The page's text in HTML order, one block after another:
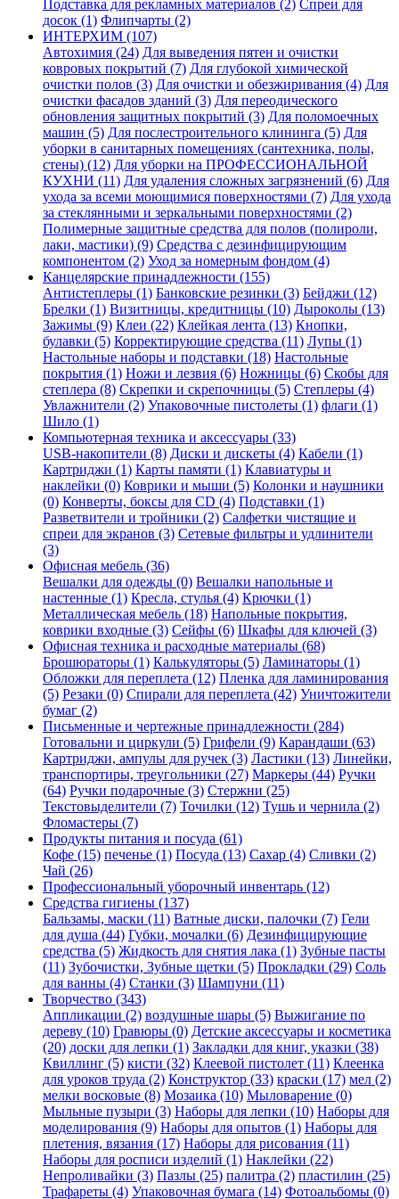
Подставка для рекламных материалов (2) Спреи для
досок (1) Флипчарты (2)
ИНТЕРХИМ (107)
Автохимия (24) Для выведения пятен и очистки
ковровых покрытий (7) Для глубокой химической
очистки полов (3) Для очистки и обезжиривания (4) Для
очистки фасадов зданий (3) Для переодического
обновления защитных покрытий (3) Для поломоечных
машин (5) Для послестроительного клининга (5) Для
уборки в санитарных помещениях (сантехника, полы,
стены) (12) Для уборки на ПРОФЕССИОНАЛЬНОЙ
КУХНИ (11) Для удаления сложных загрязнений (6) Для
ухода за всеми моющимися поверхностями (7) Для ухода
за стеклянными и зеркальными поверхностями (2)
Полимерные защитные средства для полов (полироли,
лаки, мастики) (9) Средства с дезинфицирующим
компонентом (2) Уход за номерным фондом (4)
Канцелярские принадлежности (155)
Антистеплеры (1) Банковские резинки (3) Бейджи (12)
Брелки (1) Визитницы, кредитницы (10) Дыроколы (13)
Зажимы (9) Клеи (22) Клейкая лента (13) Кнопки,
булавки (5) Корректирующие средства (11) Лупы (1)
Настольные наборы и подставки (18) Настольные
покрытия (1) Ножи и лезвия (6) Ножницы (6) Скобы для
степлера (8) Скрепки и скрепочницы (5) Степлеры (4)
Увлажнители (2) Упаковочные пистолеты (1) флаги (1)
Шило (1)
Компьютерная техника и аксессуары (33)
USB-накопители (8) Диски и дискеты (4) Кабели (1)
Картриджи (1) Карты памяти (1) Клавиатуры и
наклейки (0) Коврики и мыши (5) Колонки и наушники
(0) Конверты, боксы для CD (4) Подставки (1)
Разветвители и тройники (2) Салфетки чистящие и
спреи для экранов (3) Сетевые фильтры и удлинители
(3)
Офисная мебель (36)
Вешалки для одежды (0) Вешалки напольные и
настенные (1) Кресла, стулья (4) Крючки (1)
Металлическая мебель (18) Напольные покрытия,
коврики входные (3) Сейфы (6) Шкафы для ключей (3)
Офисная техника и расходные материалы (68)
Брошюраторы (1) Калькуляторы (5) Ламинаторы (1)
Обложки для переплета (12) Пленка для ламинирования
(5) Резаки (0) Спирали для переплета (42) Уничтожители
бумаг (2)
Письменные и чертежные принадлежности (284)
Готовальни и циркули (5) Грифели (9) Карандаши (63)
Картриджи, ампулы для ручек (3) Ластики (13) Линейки,
транспортиры, треугольники (27) Маркеры (44) Ручки
(64) Ручки подарочные (3) Стержни (25)
Текстовыделители (7) Точилки (12) Тушь и чернила (2)
Фломастеры (7)
Продукты питания и посуда (61)
Кофе (15) печенье (1) Посуда (13) Сахар (4) Сливки (2)
Чай (26)
Профессиональный уборочный инвентарь (12)
Средства гигиены (137)
Бальзамы, маски (11) Ватные диски, палочки (7) Гели
для душа (44) Губки, мочалки (6) Дезинфицирующие
средства (5) Жидкость для снятия лака (1) Зубные пасты
(11) Зубочистки, Зубные щетки (5) Прокладки (29) Соль
для ванны (4) Станки (3) Шампуни (11)
Творчество (343)
Аппликации (2) воздушные шары (5) Выжигание по
дереву (10) Гравюры (0) Детские аксессуары и косметика
(20) доски для лепки (1) Закладки для книг, указки (38)
Квиллинг (5) кисти (32) Клеевой пистолет (11) Клеенка
для уроков труда (2) Конструктор (33) краски (17) мел (2)
мелки восковые (8) Мозаика (10) Мыловарение (0)
Мыльные пузыри (3) Наборы для лепки (10) Наборы для
моделирования (9) Наборы для опытов (1) Наборы для
плетения, вязания (17) Наборы для рисования (11)
Наборы для росписи изделий (1) Наклейки (22)
Непроливайки (3) Пазлы (25) палитра (2) пластилин (25)
Трафареты (4) Упаковочная бумага (14) Фотоальбомы (0)